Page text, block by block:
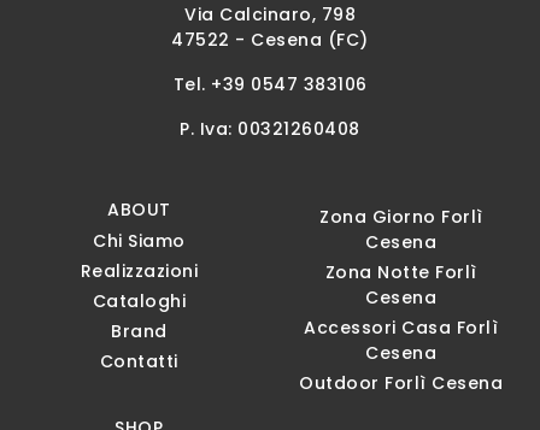
Via Calcinaro, 798
47522 - Cesena (FC)
Tel. +39 0547 383106
P. Iva: 00321260408
ABOUT
Chi Siamo
Realizzazioni
Cataloghi
Brand
Contatti
Zona Giorno Forlì
Cesena
Zona Notte Forlì
Cesena
Accessori Casa Forlì
Cesena
Outdoor Forlì Cesena